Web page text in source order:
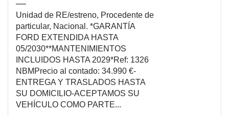
Unidad de RE/estreno, Procedente de
particular, Nacional. *GARANTÍA
FORD EXTENDIDA HASTA
05/2030**MANTENIMIENTOS
INCLUIDOS HASTA 2029*Ref: 1326
NBMPrecio al contado: 34.990 €-
ENTREGA Y TRASLADOS HASTA
SU DOMICILIO-ACEPTAMOS SU
VEHÍCULO COMO PARTE...